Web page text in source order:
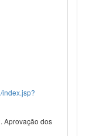
index.jsp?
Aprovação dos